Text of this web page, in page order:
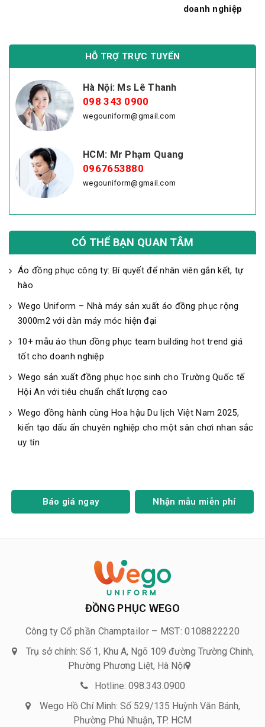
doanh nghiệp
HỖ TRỢ TRỰC TUYẾN
Hà Nội: Ms Lê Thanh
098 343 0900
wegouniform@gmail.com
HCM: Mr Phạm Quang
0967653880
wegouniform@gmail.com
CÓ THỂ BẠN QUAN TÂM
Áo đồng phục công ty: Bí quyết để nhân viên gắn kết, tự
hào
Wego Uniform – Nhà máy sản xuất áo đồng phục rộng
3000m2 với dàn máy móc hiện đại
10+ mẫu áo thun đồng phục team building hot trend giá
tốt cho doanh nghiệp
Wego sản xuất đồng phục học sinh cho Trường Quốc tế
Hội An với tiêu chuẩn chất lượng cao
Wego đồng hành cùng Hoa hậu Du lịch Việt Nam 2025,
kiến tạo dấu ấn chuyên nghiệp cho một sân chơi nhan sắc
uy tín
Báo giá ngay Nhận mẫu miễn phí
ĐỒNG PHỤC WEGO
Công ty Cổ phần Champtailor – MST: 0108822220
Trụ sở chính: Số 1, Khu A, Ngõ 109 đường Trường Chinh,
Phường Phương Liệt, Hà Nội
Hotline: 098.343.0900
Wego Hồ Chí Minh: Số 529/135 Huỳnh Văn Bánh,
Phường Phú Nhuận, TP. HCM